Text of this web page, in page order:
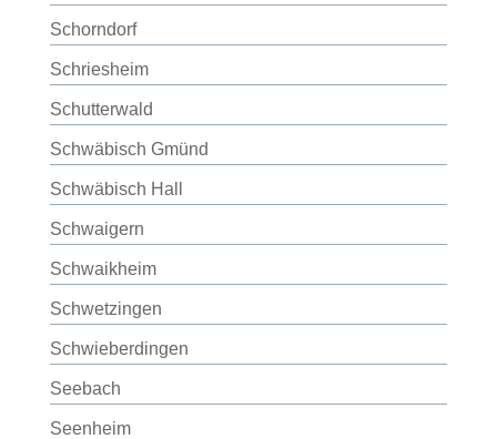
Schorndorf
Schriesheim
Schutterwald
Schwäbisch Gmünd
Schwäbisch Hall
Schwaigern
Schwaikheim
Schwetzingen
Schwieberdingen
Seebach
Seenheim